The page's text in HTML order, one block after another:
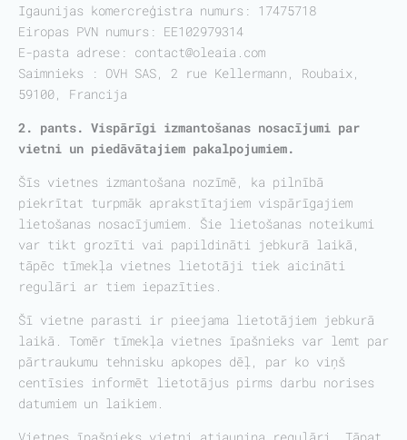
Igaunijas komercreģistra numurs: 17475718
Eiropas PVN numurs: EE102979314
E-pasta adrese: contact@oleaia.com
Saimnieks : OVH SAS, 2 rue Kellermann, Roubaix,
59100, Francija
2. pants. Vispārīgi izmantošanas nosacījumi par
vietni un piedāvātajiem pakalpojumiem.
Šīs vietnes izmantošana nozīmē, ka pilnībā
piekrītat turpmāk aprakstītajiem vispārīgajiem
lietošanas nosacījumiem. Šie lietošanas noteikumi
var tikt grozīti vai papildināti jebkurā laikā,
tāpēc tīmekļa vietnes lietotāji tiek aicināti
regulāri ar tiem iepazīties.
Šī vietne parasti ir pieejama lietotājiem jebkurā
laikā. Tomēr tīmekļa vietnes īpašnieks var lemt par
pārtraukumu tehnisku apkopes dēļ, par ko viņš
centīsies informēt lietotājus pirms darbu norises
datumiem un laikiem.